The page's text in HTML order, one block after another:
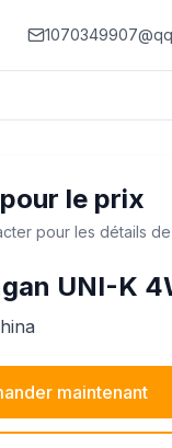
le prix
pour les détails
UNI-K
maintenant